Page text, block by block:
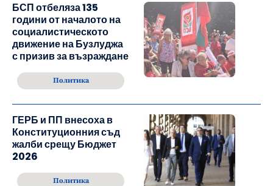
БСП отбеляза 135
години от началото на
социалистическото
движение на Бузлуджа
с призив за възраждане
Политика
ГЕРБ и ПП внесоха в
Конституционния съд
жалби срещу Бюджет
2026
Политика